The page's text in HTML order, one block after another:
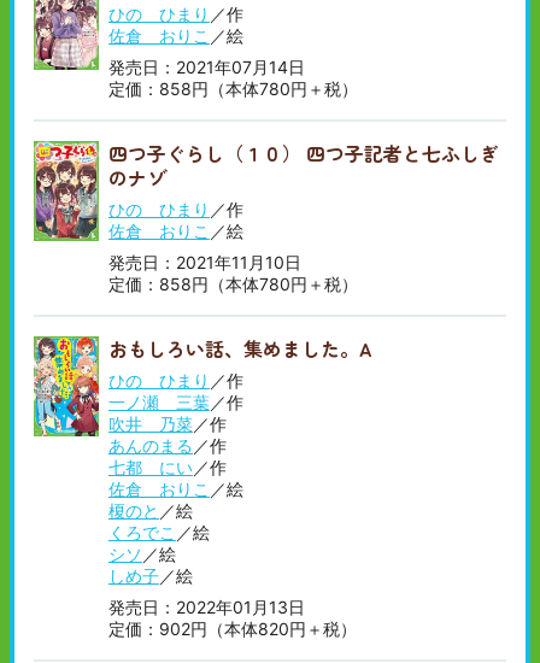
ひの ひまり ／作
佐倉 おりこ ／絵
発売日：2021年07月14日
定価：858円（本体780円＋税）
四つ子ぐらし（１０） 四つ子記者と七ふしぎ
のナゾ
ひの ひまり ／作
佐倉 おりこ ／絵
発売日：2021年11月10日
定価：858円（本体780円＋税）
おもしろい話、集めました。A
ひの ひまり ／作
一ノ瀬 三葉／作
吹井 乃菜／作
あんのまる ／作
七都 にい／作
佐倉 おりこ ／絵
榎のと ／絵
くろでこ ／絵
シソ ／絵
しめ子／絵
発売日：2022年01月13日
定価：902円（本体820円＋税）